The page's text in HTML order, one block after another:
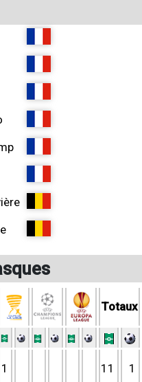
Totaux
1 11 1